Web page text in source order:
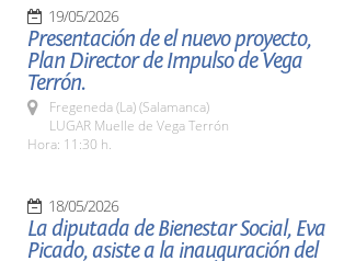
19/05/2026
Presentación de el nuevo proyecto,
Plan Director de Impulso de Vega
Terrón.
Fregeneda (La) (Salamanca)
LUGAR Muelle de Vega Terrón
Hora: 11:30 h.
18/05/2026
La diputada de Bienestar Social, Eva
Picado, asiste a la inauguración del